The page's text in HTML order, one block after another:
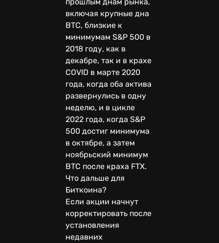
включая крупные дна
BTC, близкие к
минимумам S&P 500 в
2018 году, как в
декабре, так и в крахе
COVID в марте 2020
года, когда оба актива
развернулись в одну
неделю, и в цикле
2022 года, когда S&P
500 достиг минимума
в октябре, а затем
ноябрьский минимум
BTC после краха FTX.
Что дальше для
Биткоина?
Если акции начнут
корректировать после
установления
недавних